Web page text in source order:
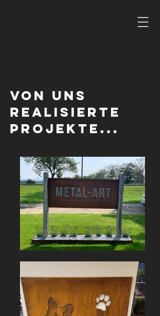
Von uns
realisierte
Projekte...